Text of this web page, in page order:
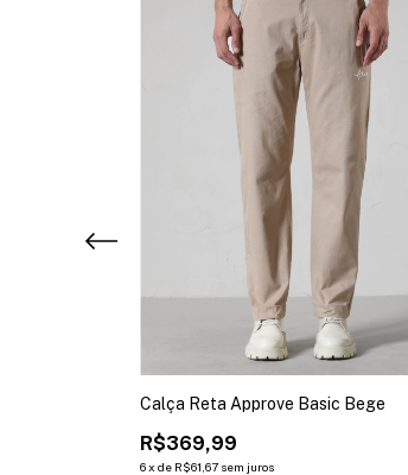
Calça Reta Approve Basic Bege
R$369,99
6x de R$61,67 sem juros